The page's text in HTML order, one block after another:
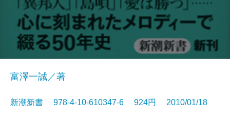
富澤一誠／著
新潮新書 978-4-10-610347-6 924円 2010/01/18